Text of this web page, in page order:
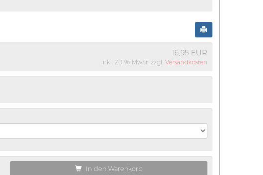
16,95 EUR
inkl. 20 % MwSt. zzgl. Versandkosten
In den Warenkorb